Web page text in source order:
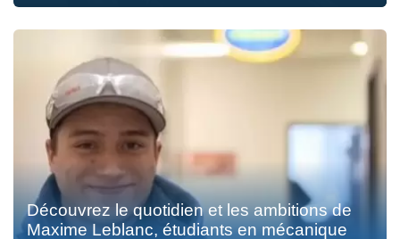
Découvrez le quotidien et les ambitions de
Maxime Leblanc, étudiants en mécanique